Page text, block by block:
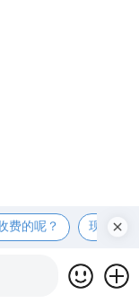
费的呢？ 现在有